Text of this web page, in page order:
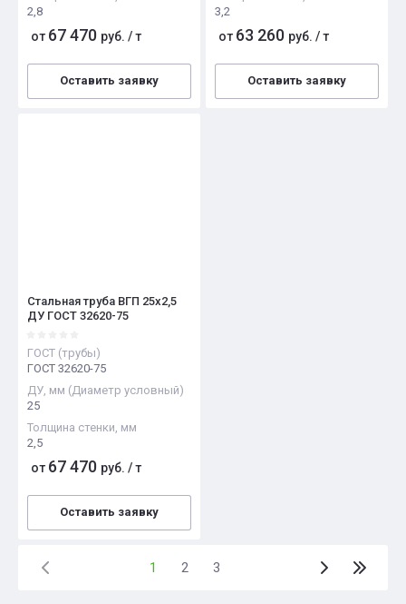
2,8
от 67 470 руб. /т
Оставить заявку
3,2
от 63 260 руб. /т
Оставить заявку
Стальная труба ВГП 25х2,5
ДУ ГОСТ 32620-75
ГОСТ (трубы)
ГОСТ 32620-75
ДУ, мм (Диаметр условный)
25
Толщина стенки, мм
2,5
от 67 470 руб. /т
Оставить заявку
1 2 3